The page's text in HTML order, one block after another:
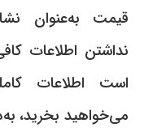
قیمت به‌عنوان
نداشتن اطلاعات
است اطلاعات
می‌خواهید بخرید،